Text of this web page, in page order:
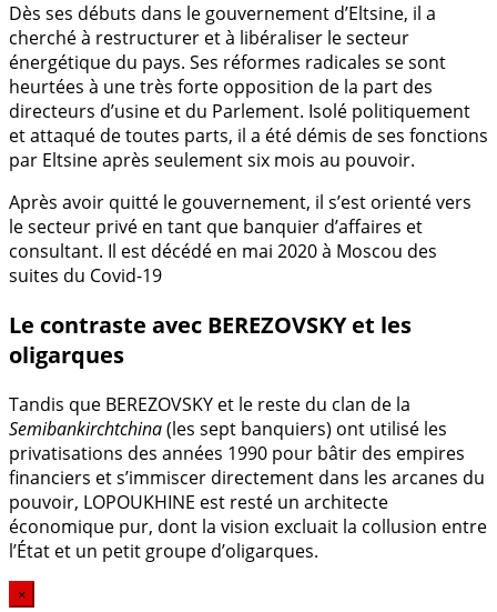
Dès ses débuts dans le gouvernement d’Eltsine, il a
cherché à restructurer et à libéraliser le secteur
énergétique du pays. Ses réformes radicales se sont
heurtées à une très forte opposition de la part des
directeurs d’usine et du Parlement. Isolé politiquement
et attaqué de toutes parts, il a été démis de ses fonctions
par Eltsine après seulement six mois au pouvoir.
Après avoir quitté le gouvernement, il s’est orienté vers
le secteur privé en tant que banquier d’affaires et
consultant. Il est décédé en mai 2020 à Moscou des
suites du Covid-19
Le contraste avec BEREZOVSKY et les
oligarques
Tandis que BEREZOVSKY et le reste du clan de la
Semibankirchtchina(les sept banquiers) ont utilisé les
privatisations des années 1990 pour bâtir des empires
financiers et s’immiscer directement dans les arcanes du
pouvoir, LOPOUKHINE est resté un architecte
économique pur, dont la vision excluait la collusion entre
l’État et un petit groupe d’oligarques.
×